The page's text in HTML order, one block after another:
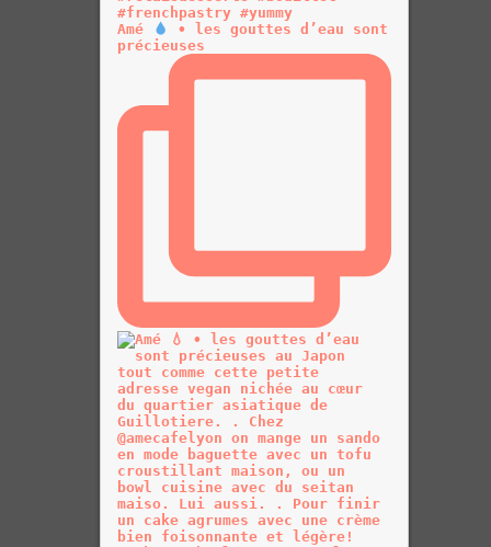
Amé
• les gouttes d’eau sont
précieuses